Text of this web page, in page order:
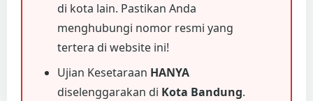
di kota lain. Pastikan Anda
menghubungi nomor resmi yang
tertera di website ini!
Ujian Kesetaraan HANYA
diselenggarakan di Kota Bandung.